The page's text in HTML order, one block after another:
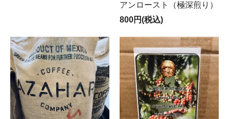
アンロースト（極深煎り）
800円(税込)